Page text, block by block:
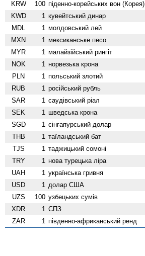
KRW 100 піденно-корейських вон (Корея)
KWD 1 кувейтський динар
MDL 1 молдовський лей
MXN 1 мексиканське песо
MYR 1 малайзійський рингіт
NOK 1 норвезька крона
PLN 1 польський злотий
RUB 1 російський рубль
SAR 1 саудівський ріал
SEK 1 шведська крона
SGD 1 сінгапурський долар
THB 1 таїландський бат
TJS 1 таджицький сомоні
TRY 1 нова турецька ліра
UAH 1 українська гривня
USD 1 долар США
UZS 100 узбецьких сумів
XDR 1 СПЗ
ZAR 1 південно-африканський ренд